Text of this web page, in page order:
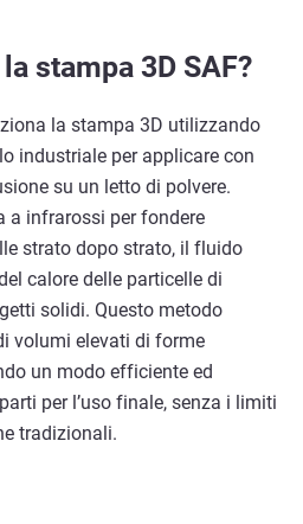
stampa 3D SAF?
la stampa 3D utilizzando
industriale per applicare con
su un letto di polvere.
a infrarossi per fondere
strato dopo strato, il fluido
calore delle particelle di
solidi. Questo metodo
volumi elevati di forme
un modo efficiente ed
per l’uso finale, senza i limiti
tradizionali.